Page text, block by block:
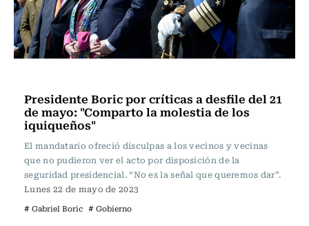
Presidente Boric por críticas a desfile del 21
de mayo: "Comparto la molestia de los
iquiqueños"
El mandatario ofreció disculpas a los vecinos y vecinas
que no pudieron ver el acto por disposición de la
seguridad presidencial. “No es la señal que queremos dar”.
Lunes 22 de mayo de 2023
# Gabriel Boric # Gobierno